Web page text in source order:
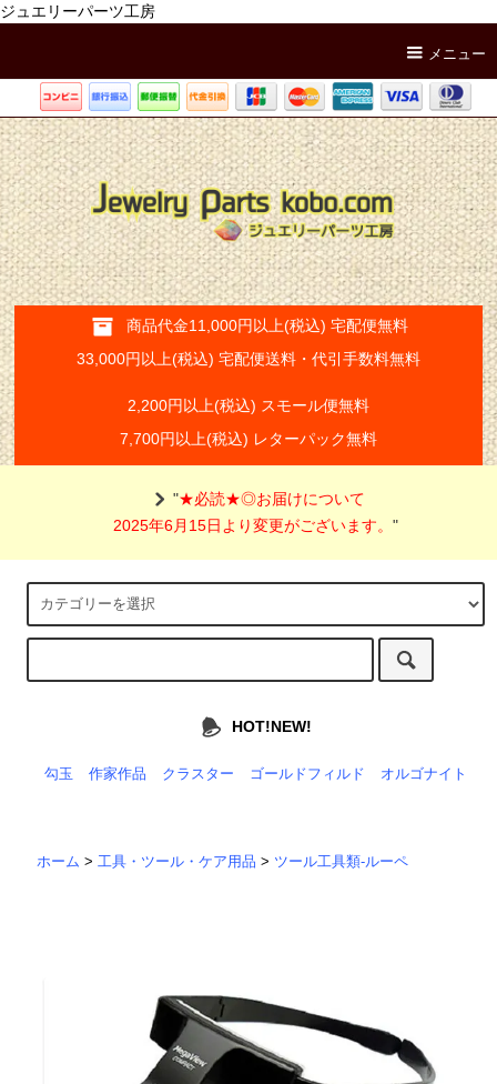
ジュエリーパーツ工房
メニュー
商品代金11,000円以上(税込) 宅配便無料
33,000円以上(税込) 宅配便送料・代引手数料無料
2,200円以上(税込) スモール便無料
7,700円以上(税込) レターパック無料
"★必読★◎お届けについて
2025年6月15日より変更がございます。"
HOT!NEW!
勾玉 作家作品 クラスター ゴールドフィルド オルゴナイト
ホーム >工具・ツール・ケア用品 > ツール工具類-ルーペ